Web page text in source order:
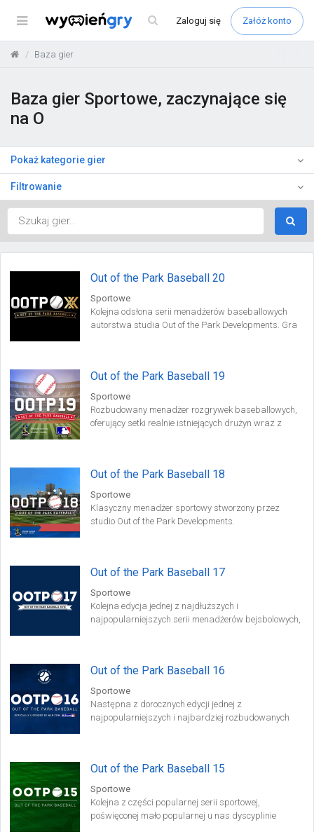
Menu Zaloguj się Załóż konto
Baza gier
Baza gier Sportowe, zaczynające się
na O
Pokaż kategorie gier
Filtrowanie
Out of the Park Baseball 20
Sportowe
Kolejna odsłona serii menadżerów baseballowych
autorstwa studia Out of the Park Developments. Gra
statystykach w grze.
Out of the Park Baseball 19
Sportowe
Rozbudowany menadżer rozgrywek baseballowych,
oferujący setki realnie istniejących drużyn wraz z
Out of the Park Baseball 18
Sportowe
Klasyczny menadżer sportowy stworzony przez
studio Out of the Park Developments.
Out of the Park Baseball 17
Sportowe
Kolejna edycja jednej z najdłuższych i
najpopularniejszych serii menadżerów bejsbolowych,
Out of the Park Baseball 16
Sportowe
Następna z dorocznych edycji jednej z
najpopularniejszych i najbardziej rozbudowanych
Out of the Park Baseball 15
Sportowe
Kolejna z części popularnej serii sportowej,
poświęconej mało popularnej u nas dyscyplinie